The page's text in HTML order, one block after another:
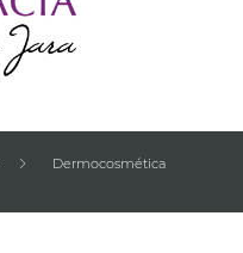
Dermocosmética